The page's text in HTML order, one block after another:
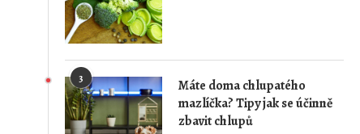
3
Máte doma chlupatého
mazlíčka? Tipy jak se účinně
zbavit chlupů